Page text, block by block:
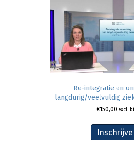
Re-integratie en
langdurig/veelvuldig
€150,00 excl.